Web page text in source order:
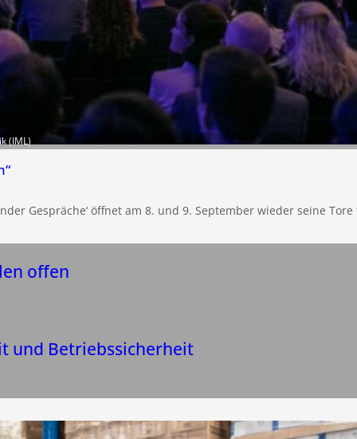
(IML)
Gespräche‘ öffnet am 8. und 9. September wieder seine
offen
und Betriebssicherheit